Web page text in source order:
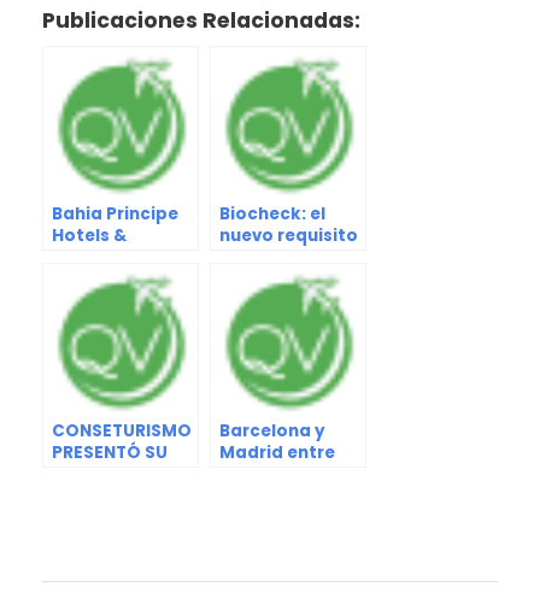
Publicaciones Relacionadas:
Bahia Principe
Hotels &
la renovación
del certificado
de calidad
“Health and
Safety”
Biocheck: el
nuevo requisito
ingresar a
Venezuela
CONSETURISMO
PRESENTÓ SU
Barcelona y
Madrid entre